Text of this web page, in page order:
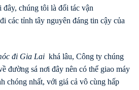
đây, chúng tôi là đối tác vận
các tỉnh tây nguyên đáng tin cậy của
đi Gia Lai khá lâu, Công ty chúng
đường sá nơi đây nên có thể giao máy
chóng nhất, với giá cả vô cùng hấp